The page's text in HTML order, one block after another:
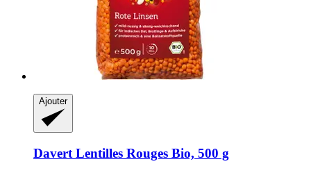
Ajouter
Davert Lentilles Rouges Bio, 500 g